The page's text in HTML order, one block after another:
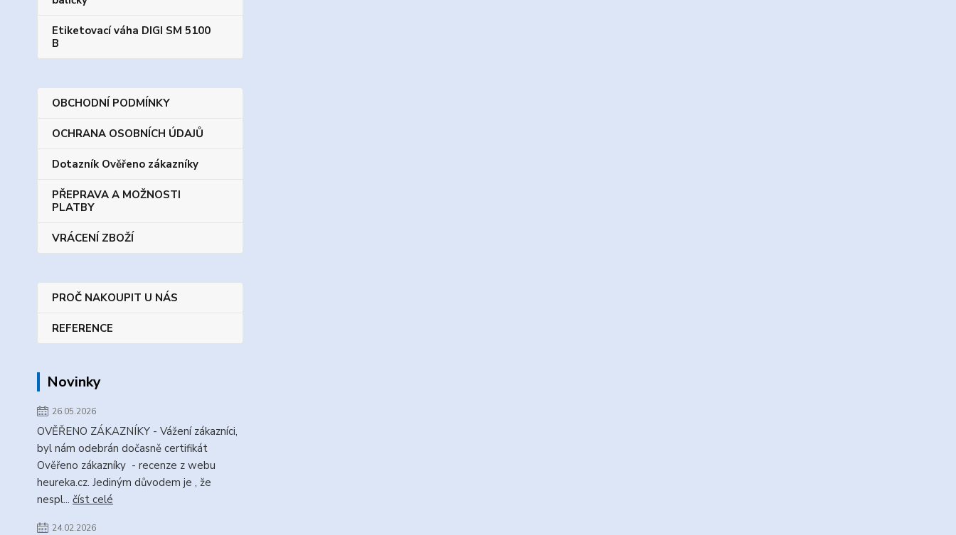
Etiketovací váha DIGI SM 5100
B
OBCHODNÍ PODMÍNKY
OCHRANA OSOBNÍCH ÚDAJŮ
Dotazník Ověřeno zákazníky
PŘEPRAVA A MOŽNOSTI
PLATBY
VRÁCENÍ ZBOŽÍ
PROČ NAKOUPIT U NÁS
REFERENCE
Novinky
26.05.2026
OVĚŘENO ZÁKAZNÍKY - Vážení zákazníci,
byl nám odebrán dočasně certifikát
Ověřeno zákazníky - recenze z webu
heureka.cz. Jediným důvodem je , že
nespl... číst celé
24.02.2026